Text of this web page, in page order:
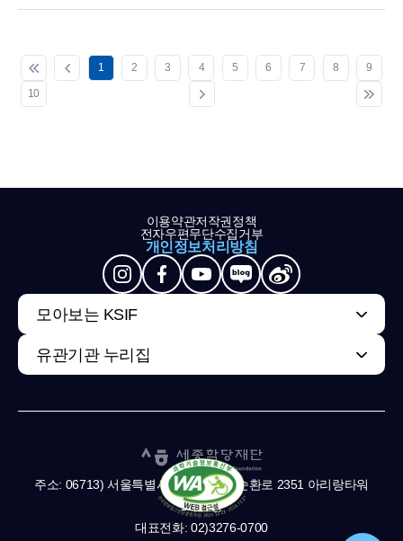
1 2 3 4 5 6 7 8 9
10
이용약관저작권정책
전자우편무단수집거부
개인정보처리방침
모아보는 KSIF
유관기관 누리집
주소: 06713) 서울특별시 서초구 남부순환로 2351 아리랑타워
11,13층
대표전화: 02)3276-0700